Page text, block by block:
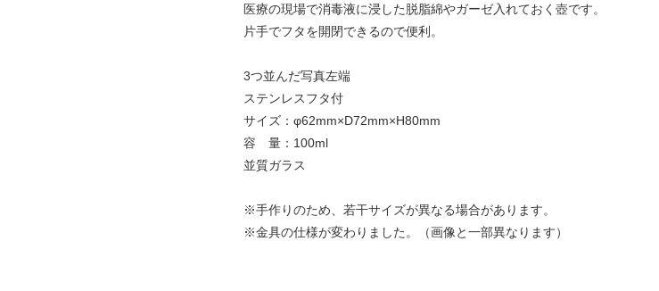
医療の現場で消毒液に浸した脱脂綿やガーゼ入れておく壺です。
片手でフタを開閉できるので便利。
3つ並んだ写真左端
ステンレスフタ付
サイズ：φ62mm×D72mm×H80mm
容 量：100ml
並質ガラス
※手作りのため、若干サイズが異なる場合があります。
※金具の仕様が変わりました。（画像と一部異なります）